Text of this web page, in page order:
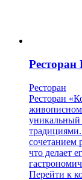
Ресторан
Ресторан
Ресторан
живописном
уникальный
сочетанием
что делает
Перейти к